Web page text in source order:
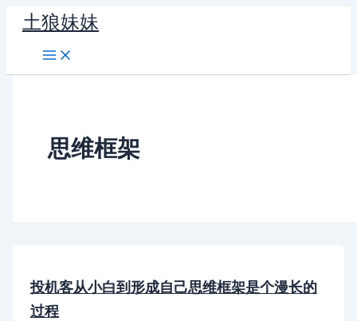
容
土狼妹妹
思维框架
投机客从小白到形成自己思维框架是个漫长的
过程